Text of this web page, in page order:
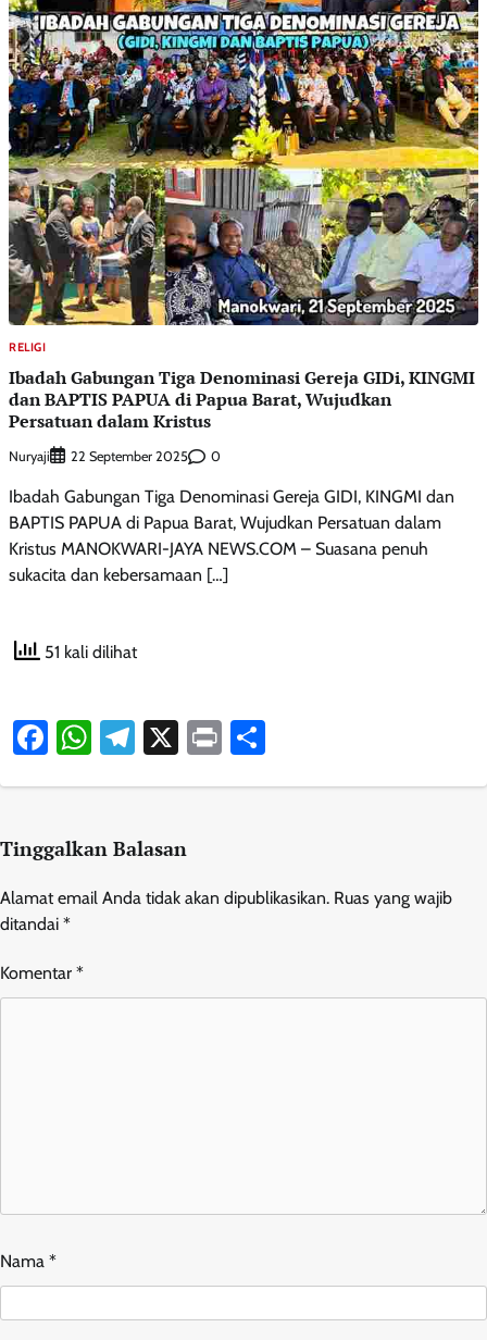
RELIGI
Ibadah Gabungan Tiga Denominasi Gereja GIDi, KINGMI
dan BAPTIS PAPUA di Papua Barat, Wujudkan
Persatuan dalam Kristus
Nuryaji 22 September 2025 0
Ibadah Gabungan Tiga Denominasi Gereja GIDI, KINGMI dan
BAPTIS PAPUA di Papua Barat, Wujudkan Persatuan dalam
Kristus MANOKWARI-JAYA NEWS.COM – Suasana penuh
sukacita dan kebersamaan […]
51 kali dilihat
Facebook
WhatsApp
Telegram
X Print
Tinggalkan Balasan
Alamat email Anda tidak akan dipublikasikan. Ruas yang wajib
ditandai *
Komentar *
Nama *